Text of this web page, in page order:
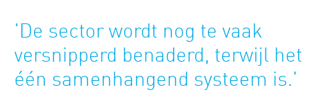
'De sector wordt nog te vaak
versnipperd benaderd, terwijl het
één samenhangend systeem is.'